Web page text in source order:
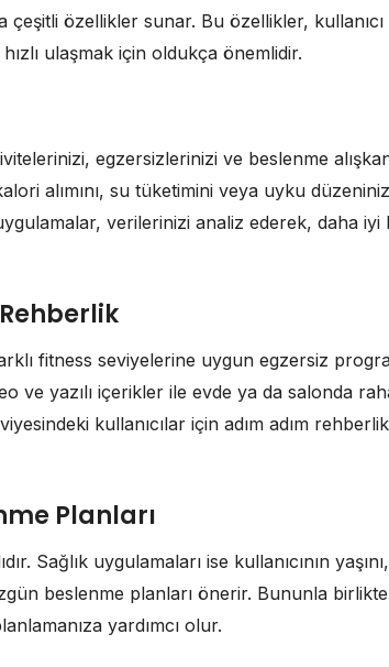
çeşitli özellikler sunar. Bu özellikler,
ulaşmak için oldukça önemlidir.
egzersizlerinizi ve beslenme
alımını, su tüketimini veya uyku
verilerinizi analiz ederek, daha iyi
fitness seviyelerine uygun egzersiz
ve yazılı içerikler ile evde ya da salonda
kullanıcılar için adım adım
Planları
Sağlık uygulamaları ise kullanıcının
beslenme planları önerir. Bununla
yardımcı olur.